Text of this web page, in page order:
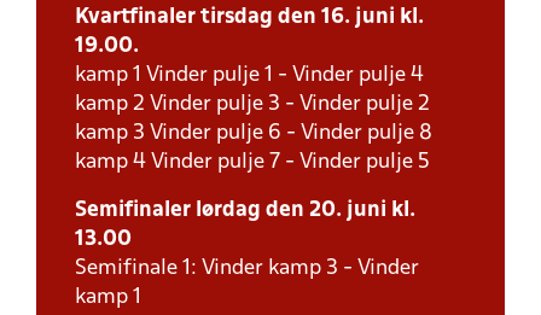
Kvartfinaler tirsdag den 16. juni kl.
19.00.
kamp 1 Vinder pulje 1 - Vinder pulje 4
kamp 2 Vinder pulje 3 - Vinder pulje 2
kamp 3 Vinder pulje 6 - Vinder pulje 8
kamp 4 Vinder pulje 7 - Vinder pulje 5
Semifinaler lørdag den 20. juni kl.
13.00
Semifinale 1: Vinder kamp 3 - Vinder
kamp 1